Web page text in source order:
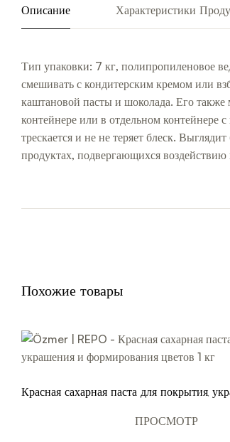
Описание Характеристики
Тип упаковки: 7 кг, полипропиленовое
смешивать с кондитерским кремом или
каштановой пасты и шоколада. Его
контейнере или в отдельном
трескается и не не теряет блеск.
продуктах, подвергающихся
Похожие товары
Красная сахарная паста для покрытия,
ПРОСМОТР